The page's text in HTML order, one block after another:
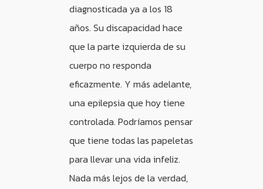
diagnosticada ya a los 18
años. Su discapacidad hace
que la parte izquierda de su
cuerpo no responda
eficazmente. Y más adelante,
una epilepsia que hoy tiene
controlada. Podríamos pensar
que tiene todas las papeletas
para llevar una vida infeliz.
Nada más lejos de la verdad,